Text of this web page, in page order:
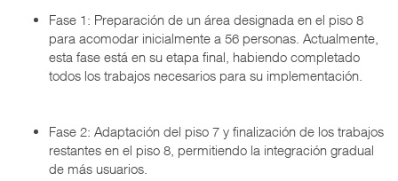
Fase 1: Preparación de un área designada en el piso 8
para acomodar inicialmente a 56 personas. Actualmente,
esta fase está en su etapa final, habiendo completado
todos los trabajos necesarios para su implementación.
Fase 2: Adaptación del piso 7 y finalización de los trabajos
restantes en el piso 8, permitiendo la integración gradual
de más usuarios.